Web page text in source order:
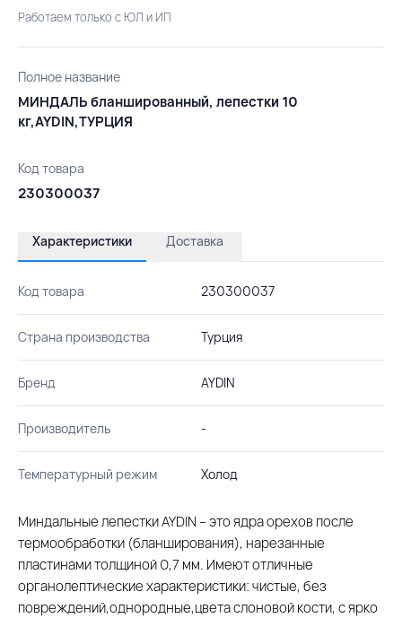
Работаем только с ЮЛ и ИП
Полное название
МИНДАЛЬ бланшированный, лепестки 10
кг,AYDIN,ТУРЦИЯ
Код товара
230300037
Характеристики Доставка
Код товара 230300037
Страна производства Турция
Бренд AYDIN
Производитель -
Температурный режим Холод
Миндальные лепестки AYDIN – это ядра орехов после
термообработки (бланширования), нарезанные
пластинами толщиной 0,7 мм. Имеют отличные
органолептические характеристики: чистые, без
повреждений,однородные,цвета слоновой кости, с ярко